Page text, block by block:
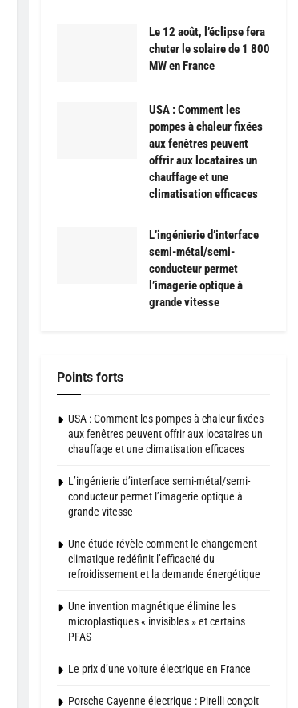
Le 12 août, l’éclipse fera
chuter le solaire de 1 800
MW en France
USA : Comment les
pompes à chaleur fixées
aux fenêtres peuvent
offrir aux locataires un
chauffage et une
climatisation efficaces
L’ingénierie d’interface
semi-métal/semi-
conducteur permet
l’imagerie optique à
grande vitesse
Points forts
USA : Comment les pompes à chaleur fixées
aux fenêtres peuvent offrir aux locataires un
chauffage et une climatisation efficaces
L’ingénierie d’interface semi-métal/semi-
conducteur permet l’imagerie optique à
grande vitesse
Une étude révèle comment le changement
climatique redéfinit l’efficacité du
refroidissement et la demande énergétique
Une invention magnétique élimine les
microplastiques « invisibles » et certains
PFAS
Le prix d’une voiture électrique en France
Porsche Cayenne électrique : Pirelli conçoit